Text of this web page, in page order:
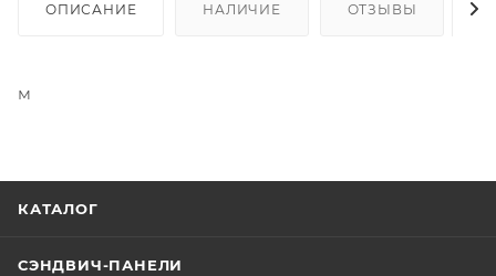
ОПИСАНИЕ НАЛИЧИЕ ОТЗЫВЫ
м
КАТАЛОГ
СЭНДВИЧ-ПАНЕЛИ